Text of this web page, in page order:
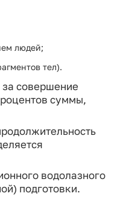
людей;
тел).
совершение
суммы,
водолазного
подготовки.